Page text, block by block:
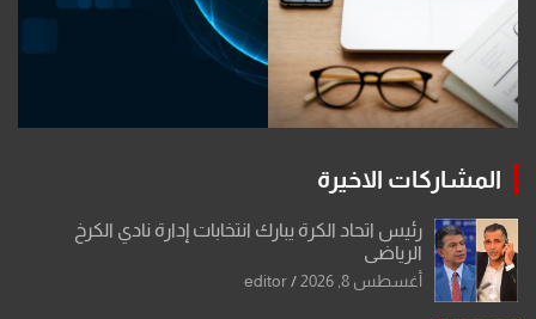
المشاركات الاخيرة
رئيس اتحاد الكرة يبارك انتخابات إدارة نادي الكرخ
الرياضي
أغسطس 8, 2026 editor